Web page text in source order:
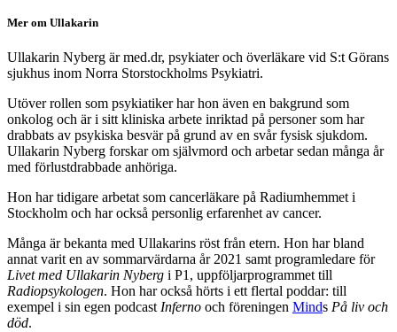
Mer om Ullakarin
Ullakarin Nyberg är med.dr, psykiater och överläkare vid S:t Görans
sjukhus inom Norra Storstockholms Psykiatri.
Utöver rollen som psykiatiker har hon även en bakgrund som
onkolog och är i sitt kliniska arbete inriktad på personer som har
drabbats av psykiska besvär på grund av en svår fysisk sjukdom.
Ullakarin Nyberg forskar om självmord och arbetar sedan många år
med förlustdrabbade anhöriga.
Hon har tidigare arbetat som cancerläkare på Radiumhemmet i
Stockholm och har också personlig erfarenhet av cancer.
Många är bekanta med Ullakarins röst från etern. Hon har bland
annat varit en av sommarvärdarna år 2021 samt programledare för
Livet med Ullakarin Nyberg i P1, uppföljarprogrammet till
Radiopsykologen. Hon har också hörts i ett flertal poddar: till
exempel i sin egen podcast Inferno och föreningen Minds På liv och
död.